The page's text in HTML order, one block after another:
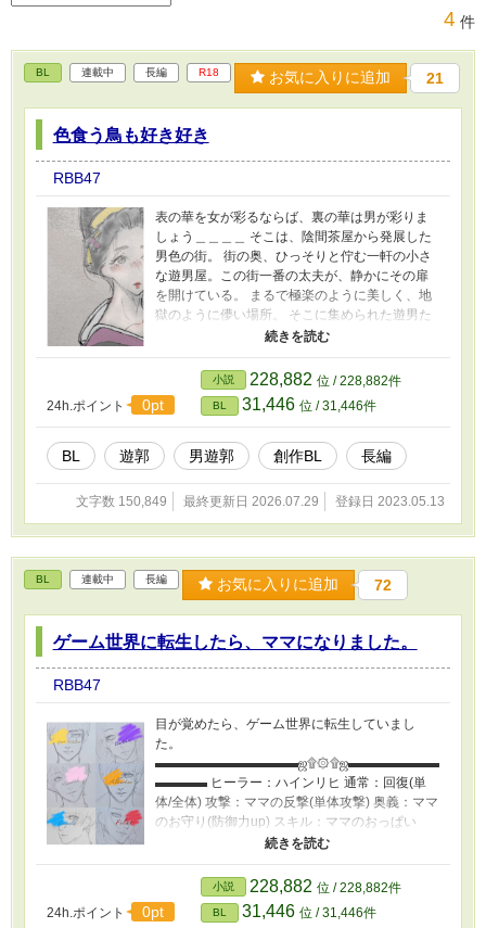
4 件
BL 連載中 長編 R18 お気に入りに追加 21
色食う鳥も好き好き
RBB47
表の華を女が彩るならば、裏の華は男が彩りま
しょう＿＿＿＿ そこは、陰間茶屋から発展した
男色の街。 街の奥、ひっそりと佇む一軒の小さ
な遊男屋。この街一番の太夫が、静かにその扉
を開けている。 まるで極楽のように美しく、地
獄のように儚い場所。 そこに集められた遊男た
ちは、誰よりも華やかで、誰よりも複雑で、美
らに恋をした男たちの物語である。 ｡.ﾟ ✿｡. 次
回 第三十五話 :✿.ﾟ｡.ﾟ 「 京司院鸞鳳 」
⋱⋰ ⋱⋰ 【 注意 】⋱⋰ ⋱⋰ ⋱⋰ ⚠️R18に設定
しております。ご理解下さい！⚠️ 遊郭や陰間茶
屋の史実とは、大きく異なります。完全オリジ
ナル、ファンタジーつよつよなので、『歴史に
忠実なのが良い！』という方には向いていませ
ん。 👉性描写多めです。苦手な方は注意です。
👉誤字脱字等ありましたら、放っておいてくだ
24h.ポイント 0pt
小説 228,882 位 / 228,882件
BL 31,446 位 / 31,446件
BL 遊郭 男遊郭 創作BL 長編
文字数 150,849 最終更新日 2026.07.29 登録日 2023.05.13
BL 連載中 長編 お気に入りに追加 72
ゲーム世界に転生したら、ママになりました。
RBB47
目が覚めたら、ゲーム世界に転生していまし
た。
▬▬▬▬▬▬▬▬▬▬▬ஜ۩۞۩ஜ▬▬▬▬▬▬▬
▬▬▬▬ ヒーラー：ハインリヒ 通常：回復(単
体/全体) 攻撃：ママの反撃(単体攻撃) 奥義：ママ
のお守り(防御力up) スキル：ママのおっぱい
▬▬▬▬▬▬▬▬▬▬▬ஜ۩۞۩ஜ▬▬▬▬▬▬▬
ど？！ ハインリヒを仲間に入れてくれたのは、
イケメン勢揃いの平均Lv90の最強パーティー！
「ママが何がなんでも守ります！！！」 どうや
24h.ポイント 0pt
小説 228,882 位 / 228,882件
BL 31,446 位 / 31,446件